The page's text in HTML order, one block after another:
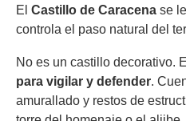
El Castillo de Caracena se
controla el paso natural del
No es un castillo decorativo.
para vigilar y defender.
amurallado y restos de